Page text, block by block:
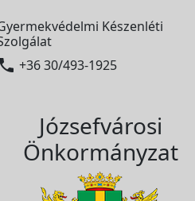
Készenléti
 +36 30/493-1925
Józsefvárosi
Önkormányzat